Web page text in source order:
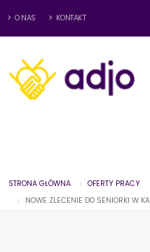
O NAS KONTAKT
STRONA GŁÓWNA
OFERTY PRACY
NOWE ZLECENIE DO SENIORKI W